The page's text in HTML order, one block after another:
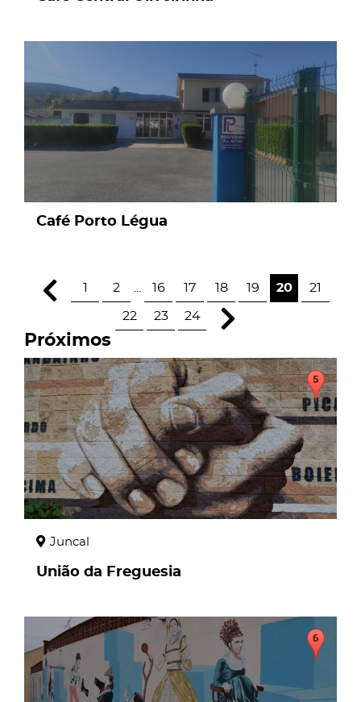
Café Porto Légua
1 2 16 17 18 19 20 21
22 23 24
Próximos
page
Juncal
União da Freguesia
page